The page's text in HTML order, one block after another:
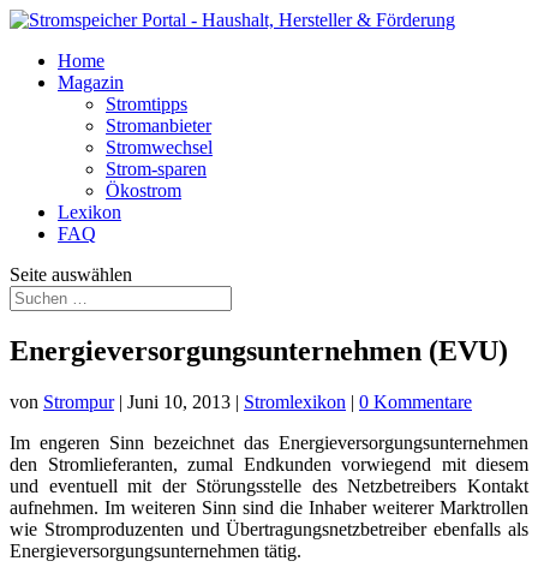
Home
Magazin
Stromtipps
Stromanbieter
Stromwechsel
Strom-sparen
Ökostrom
Lexikon
FAQ
Seite auswählen
Energieversorgungsunternehmen (EVU)
von Strompur| Juni 10, 2013 | Stromlexikon | 0 Kommentare
Im engeren Sinn bezeichnet das Energieversorgungsunternehmen
den Stromlieferanten, zumal Endkunden vorwiegend mit diesem
und eventuell mit der Störungsstelle des Netzbetreibers Kontakt
aufnehmen. Im weiteren Sinn sind die Inhaber weiterer Marktrollen
wie Stromproduzenten und Übertragungsnetzbetreiber ebenfalls als
Energieversorgungsunternehmen tätig.